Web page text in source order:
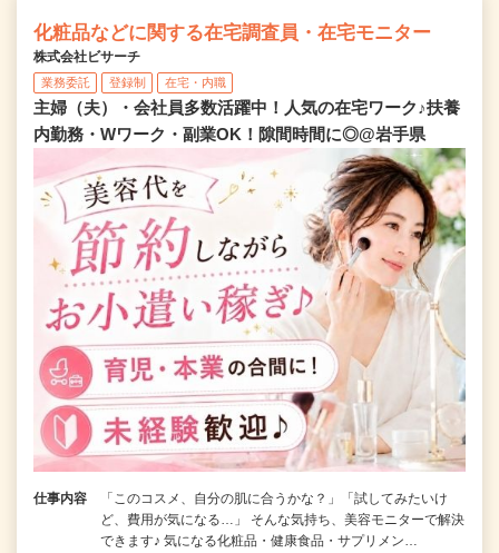
化粧品などに関する在宅調査員・在宅モニター
株式会社ビサーチ
業務委託 登録制 在宅・内職
主婦（夫）・会社員多数活躍中！人気の在宅ワーク♪扶養
内勤務・Wワーク・副業OK！隙間時間に◎@岩手県
仕事内容
「このコスメ、自分の肌に合うかな？」「試してみたいけ
ど、費用が気になる…」 そんな気持ち、美容モニターで解決
できます♪ 気になる化粧品・健康食品・サプリメン…